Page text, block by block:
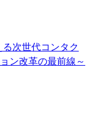
る次世代コンタク
ン改革の最前線～